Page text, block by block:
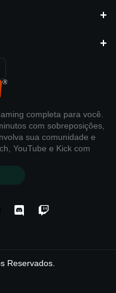
completa para você.
com sobreposições,
sua comunidade e
YouTube e Kick com
Reservados.